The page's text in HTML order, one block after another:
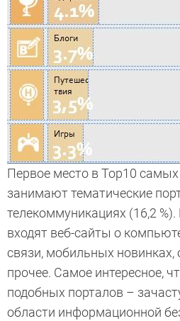
Первое место в Top10
занимают тематические
телекоммуникациях (16,2 %).
входят веб-сайты о
связи, мобильных новинках,
прочее. Самое интересное,
подобных порталов –
области информационной